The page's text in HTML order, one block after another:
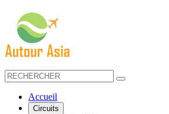
Accueil
Circuits